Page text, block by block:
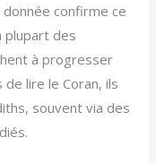
confirme ce
plupart des
à progresser
lire le Coran, ils
souvent via des